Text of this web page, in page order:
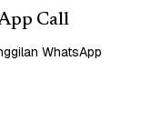
Call
WhatsApp